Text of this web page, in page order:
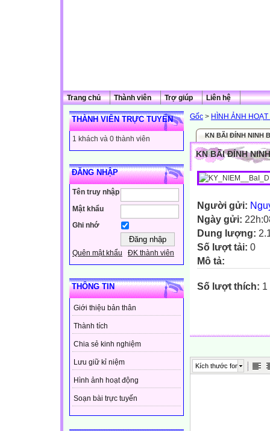
Trang chủ Thành viên Trợ giúp Liên hệ
THÀNH VIÊN TRỰC TUYẾN
1 khách và 0 thành viên
ĐĂNG NHẬP
Tên truy nhập
Mật khẩu
Ghi nhớ
Quên mật khẩu ĐK thành viên
THÔNG TIN
Giới thiệu bản thân
Thành tích
Chia sẻ kinh nghiệm
Lưu giữ kỉ niệm
Hình ảnh hoạt động
Soạn bài trực tuyến
Gốc > HÌNH ẢNH
KN BÃI ĐÍNH NINH
KN BÃI ĐÍNH
Người gửi:
Ngày gửi:
Dung lượng:
Số lượt tải: 0
Mô tả:
Số lượt thích: 1
Kích thước font